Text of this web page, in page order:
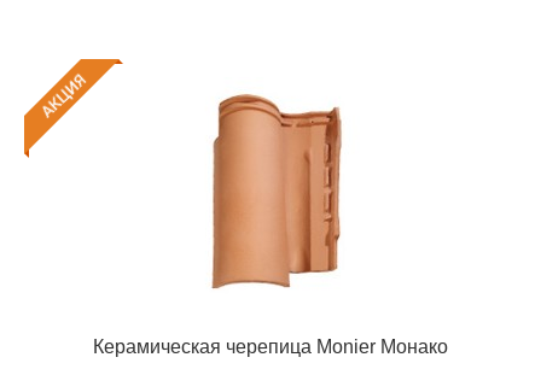
Керамическая черепица Monier Монако